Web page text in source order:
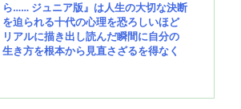
ら…… ジュニア版』は人生の大切な決断
を迫られる十代の心理を恐ろしいほど
リアルに描き出し読んだ瞬間に自分の
生き方を根本から見直さざるを得なく